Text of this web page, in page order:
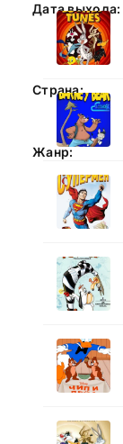
Дата выхода:
Страна:
Жанр: